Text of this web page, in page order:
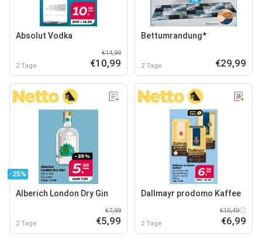
Absolut Vodka
2 Tage
€14,99
€10,99
Bettumrandung*
2 Tage €29,99
-25%
Alberich London Dry Gin
2 Tage
€7,99
€5,99
Dallmayr prodomo Kaffee
2 Tage
€10,49
€6,99